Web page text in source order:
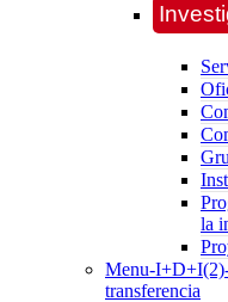
la
Menu-
transferencia